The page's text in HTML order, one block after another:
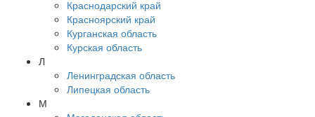
Краснодарский край
Красноярский край
Курганская область
Курская область
Л
Ленинградская область
Липецкая область
М